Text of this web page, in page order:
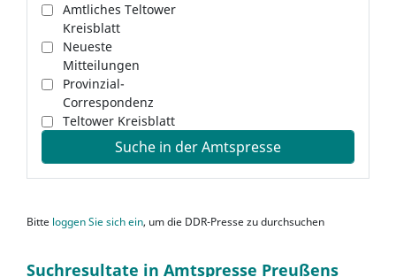
Amtliches Teltower
Kreisblatt
Neueste
Mitteilungen
Provinzial-
Correspondenz
Teltower Kreisblatt
Suche in der Amtspresse
Bitte loggen Sie sich ein, um die DDR-Presse zu durchsuchen
Suchresultate in Amtspresse Preußens